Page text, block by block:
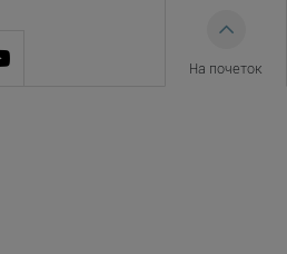
На почеток